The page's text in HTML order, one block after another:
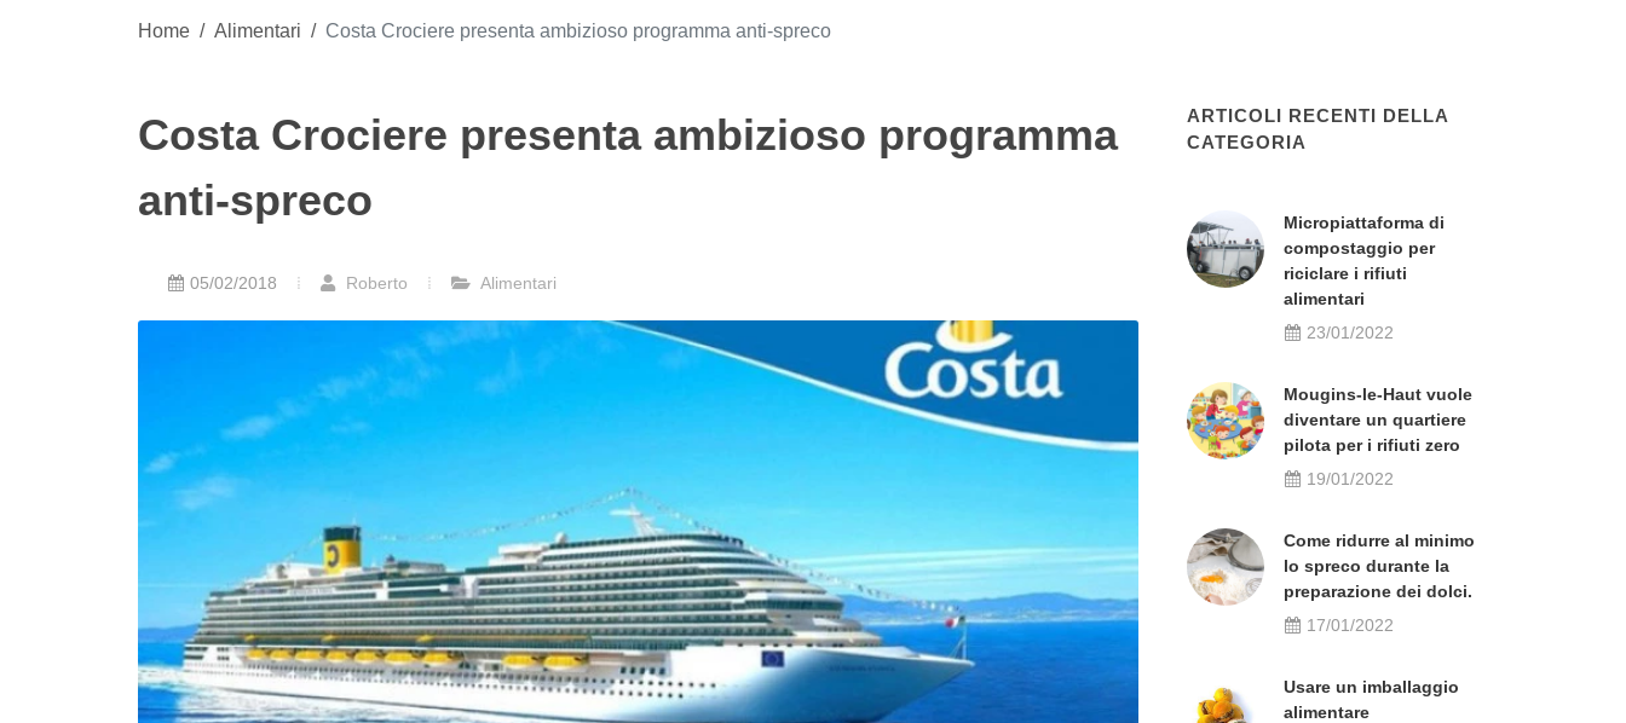
Home / Alimentari / Costa Crociere presenta ambizioso programma anti-spreco
Costa Crociere presenta ambizioso programma
anti-spreco
05/02/2018 Roberto Alimentari
ARTICOLI RECENTI DELLA
CATEGORIA
Micropiattaforma di
compostaggio per
riciclare i rifiuti
alimentari
23/01/2022
Mougins-le-Haut vuole
diventare un quartiere
pilota per i rifiuti zero
19/01/2022
Come ridurre al minimo
lo spreco durante la
preparazione dei dolci.
17/01/2022
Usare un imballaggio
alimentare